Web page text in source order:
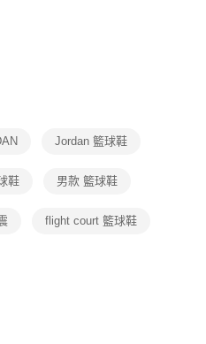
知簡訊。
此簡訊中的連結，可透過四大超商／
，方視為交易完成。
」之結帳頁面顯示為準，若有關於
相關疑問，請聯繫「AFTEE先享後付
support/home
之「AFTEE先享後付」服務完成之交
理人或監護人之同意方可使用
據個別帳號之用戶狀況，依本公司即
Jordan 籃球鞋
鞋 男款 籃球鞋
flight court 籃球鞋